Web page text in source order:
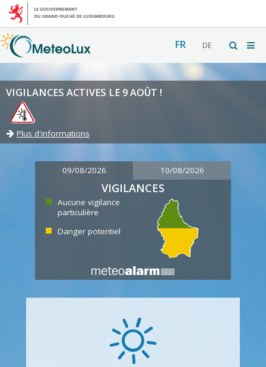
FR DE
VIGILANCES ACTIVES LE 9 AOÛT !
Plus d'informations
09/08/2026 10/08/2026
VIGILANCES
Aucune vigilance
particulière
Danger potentiel